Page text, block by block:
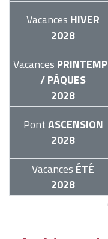
Vacances HIVER
2028
Vacances
/ PÂQUES
2028
PontASCENSION
2028
Vacances ÉTÉ
2028